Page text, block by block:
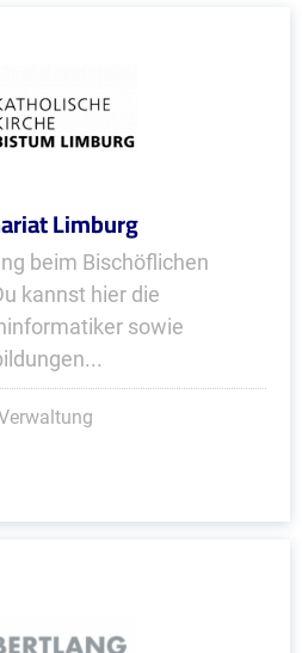
Limburg
beim Bischöflichen
kannst hier die
sowie